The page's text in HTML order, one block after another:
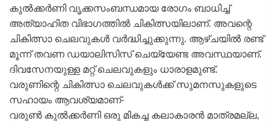
കുൽക്കർണി വൃക്കസംബന്ധമായ രോ​ഗം ബാധിച്ച്
അത്യാഹിത വിഭാ​ഗത്തിൽ ചികിത്സയിലാണ്. അവന്റെ
ചികിത്സാ ചെലവുകൾ വർദ്ധിച്ചുക്കുന്നു. ആഴ്ചയിൽ രണ്ട്
മൂന്ന് തവണ ഡയാലിസിസ് ചെയ്യേണ്ട അവസ്ഥയാണ്.
ദിവസേനയുള്ള മറ്റ് ചെലവുകളും ധാരാളമുണ്ട്.
വരുണിന്റെ ചികിത്സാ ചെലവുകൾക്ക് സുമനസുകളുടെ
സഹായം ആവശ്യമാണ്-
വരുൺ കുൽക്കർണി ഒരു മികച്ച കലാകാരൻ മാത്രമല്ല,